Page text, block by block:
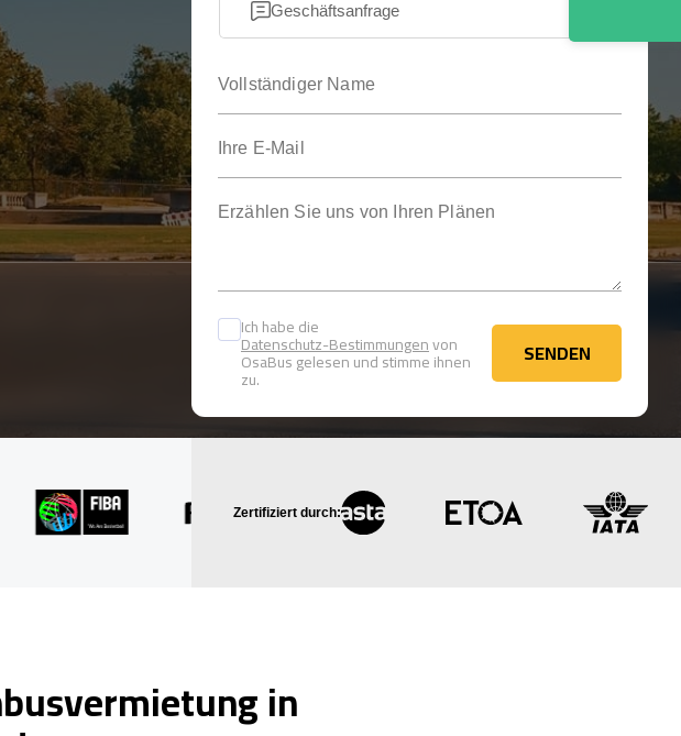
Geschäftsanfrage
Ich habe die
Datenschutz-Bestimmungenvon
OsaBus gelesen und stimme ihnen
zu.
SENDEN
SENDEN
Zertifiziert durch:
in